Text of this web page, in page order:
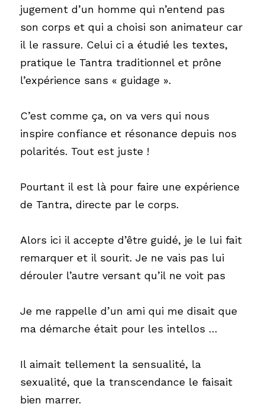
jugement d’un homme qui n’entend pas
son corps et qui a choisi son animateur car
il le rassure. Celui ci a étudié les textes,
pratique le Tantra traditionnel et prône
l’expérience sans « guidage ».
C’est comme ça, on va vers qui nous
inspire confiance et résonance depuis nos
polarités. Tout est juste !
Pourtant il est là pour faire une expérience
de Tantra, directe par le corps.
Alors ici il accepte d’être guidé, je le lui fait
remarquer et il sourit. Je ne vais pas lui
dérouler l’autre versant qu’il ne voit pas
Je me rappelle d’un ami qui me disait que
ma démarche était pour les intellos …
Il aimait tellement la sensualité, la
sexualité, que la transcendance le faisait
bien marrer.